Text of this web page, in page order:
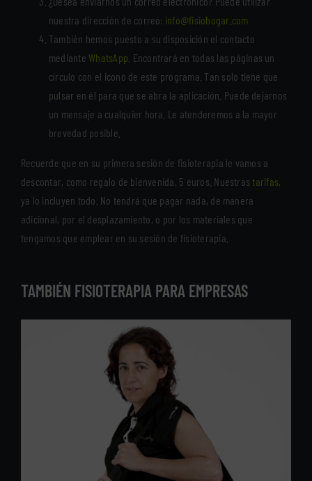
nuestra dirección de correo: info@fisiohogar.com
También hemos puesto a su disposición el contacto
mediante WhatsApp . Encontrará en todas las páginas un
círculo con el icono de este programa. Tan solo tiene que
pulsar en él para que se abra la aplicación. Puede dejarnos
un mensaje a cualquier hora. Le atenderemos a la mayor
brevedad posible.
Recuerde que en su primera sesión de fisioterapia le vamos a
descontar, como regalo de bienvenida, 5 euros. Nuestrastarifas,
ya lo incluyen todo. No tendrá que pagar nada, de manera
adicional, por el desplazamiento, o por los materiales que
tengamos que emplear en su sesión de fisioterapia.
TAMBIÉN FISIOTERAPIA PARA EMPRESAS